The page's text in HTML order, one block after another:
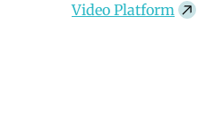
Video Platform